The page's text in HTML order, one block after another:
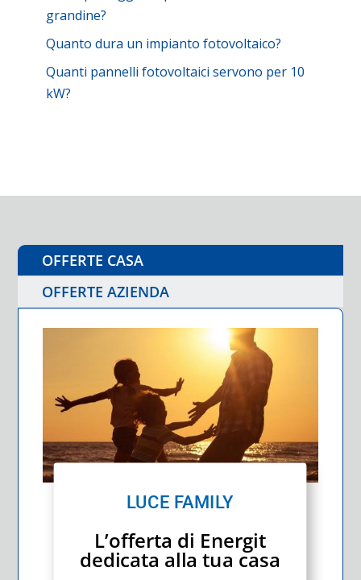
grandine?
Quanto dura un impianto fotovoltaico?
Quanti pannelli fotovoltaici servono per 10
kW?
OFFERTE CASA
OFFERTE AZIENDA
LUCE FAMILY
L’offerta di Energit
dedicata alla tua casa